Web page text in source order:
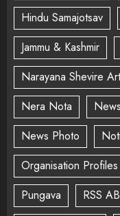
Hindu Samajotsav
Jammu & Kashmir
Narayana Shevire
Nera Nota
News Photo
Organisation Profiles
Pungava
RSS